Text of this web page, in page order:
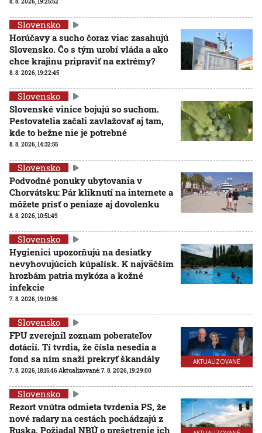
8. 8. 2026, 19:25:52
Slovensko
Horúčavy a sucho čoraz viac zasahujú
Slovensko. Čo s tým urobí vláda a ako
chce krajinu pripraviť na extrémy?
8. 8. 2026, 19:22:45
Slovensko
Slovenské vinice bojujú so suchom.
Pestovatelia začali zavlažovať aj tam,
kde to bežne nie je potrebné
8. 8. 2026, 14:32:55
Slovensko
Podvodné ponuky ubytovania v
Chorvátsku: Pár kliknutí na internete a
môžete prísť o peniaze aj dovolenku
8. 8. 2026, 10:51:49
Slovensko
Hygienici upozorňujú na desiatky
nevyhovujúcich kúpalísk. K najväčším
hrozbám patria mykóza a kožné
infekcie
7. 8. 2026, 19:10:36
AKTUALIZOVANÉ
Slovensko
FPU zverejnil zoznam poberateľov
dotácií. Tí tvrdia, že čísla nesedia a
fond sa ním snaží prekryť škandály
7. 8. 2026, 18:15:46Aktualizované:7. 8. 2026, 19:29:00
Slovensko
Rezort vnútra odmieta tvrdenia PS, že
nové radary na cestách pochádzajú z
Ruska. Požiadal NBÚ o prešetrenie ich